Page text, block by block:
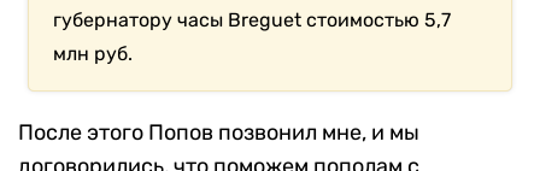
губернатору часы Breguet стоимостью 5,7
млн руб.
После этого Попов позвонил мне, и мы